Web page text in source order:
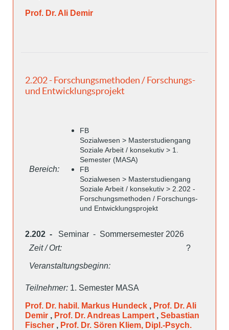
Prof. Dr. Ali Demir
2.202 - Forschungsmethoden / Forschungs-
und Entwicklungsprojekt
Bereich:
FB
Sozialwesen > Masterstudiengang
Soziale Arbeit / konsekutiv > 1.
Semester (MASA)
FB
Sozialwesen > Masterstudiengang
Soziale Arbeit / konsekutiv > 2.202 -
Forschungsmethoden / Forschungs-
und Entwicklungsprojekt
2.202 -
Seminar - Sommersemester 2026
Zeit / Ort:
?
Veranstaltungsbeginn:
Teilnehmer: 1. Semester MASA
Prof. Dr. habil. Markus Hundeck , Prof. Dr. Ali
Demir , Prof. Dr. Andreas Lampert , Sebastian
Fischer , Prof. Dr. Sören Kliem, Dipl.-Psych.